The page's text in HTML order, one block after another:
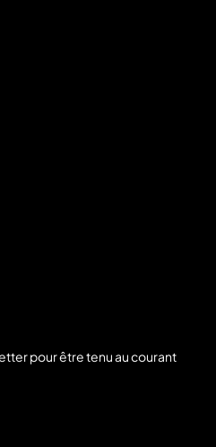
pour être tenu au courant